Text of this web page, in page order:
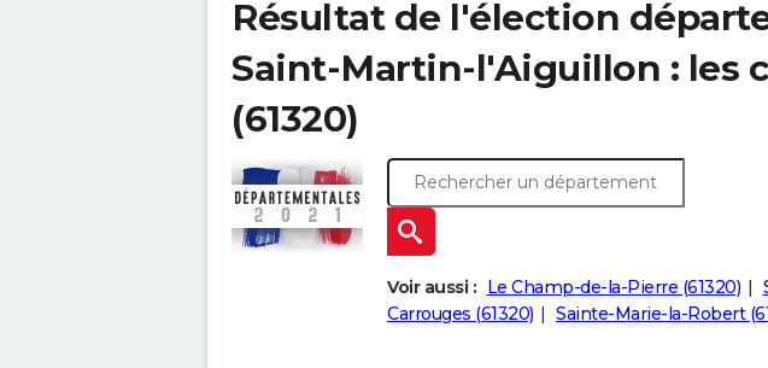
Résultat de l'élection
Saint-Martin-l'Aiguillon : les
(61320)
Voir aussi : Le Champ-de-la-Pierre (61320)
Carrouges (61320)
Sainte-Marie-la-Robert